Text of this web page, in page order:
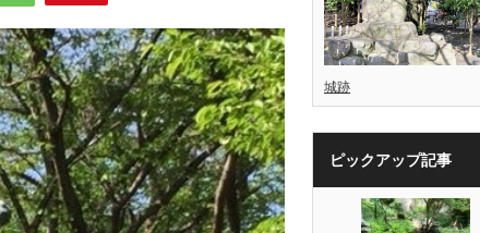
城跡
ピックアップ記事